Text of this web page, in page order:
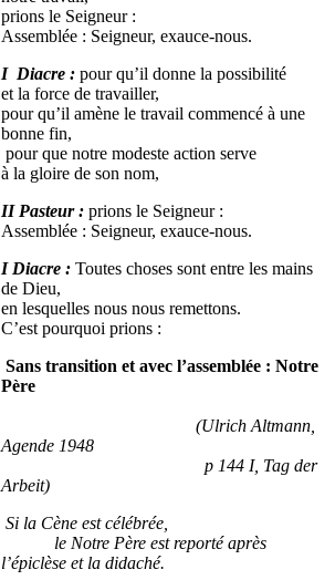
prions le Seigneur :
Assemblée : Seigneur, exauce-nous.
I Diacre : pour qu’il donne la possibilité
et la force de travailler,
pour qu’il amène le travail commencé à une
bonne fin,
pour que notre modeste action serve
à la gloire de son nom,
II Pasteur : prions le Seigneur :
Assemblée : Seigneur, exauce-nous.
I Diacre : Toutes choses sont entre les mains
de Dieu,
en lesquelles nous nous remettons.
C’est pourquoi prions :
Sans transition et avec l’assemblée : Notre
Père
(Ulrich Altmann,
Agende 1948
p 144 I, Tag der
Arbeit)
Si la Cène est célébrée,
le Notre Père est reporté après
l’épiclèse et la didaché.